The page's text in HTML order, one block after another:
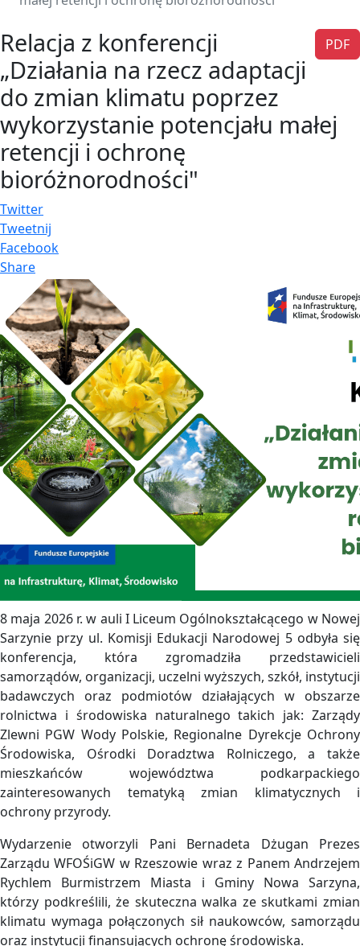
PDF
Relacja z konferencji
„Działania na rzecz adaptacji
do zmian klimatu poprzez
wykorzystanie potencjału małej
retencji i ochronę
bioróżnorodności"
Twitter
Tweetnij
Facebook
Share
8 maja 2026 r. w auli I Liceum Ogólnokształcącego w Nowej
Sarzynie przy ul. Komisji Edukacji Narodowej 5 odbyła się
konferencja, która zgromadziła przedstawicieli
samorządów, organizacji, uczelni wyższych, szkół, instytucji
badawczych oraz podmiotów działających w obszarze
rolnictwa i środowiska naturalnego takich jak: Zarządy
Zlewni PGW Wody Polskie, Regionalne Dyrekcje Ochrony
Środowiska, Ośrodki Doradztwa Rolniczego, a także
mieszkańców województwa podkarpackiego
zainteresowanych tematyką zmian klimatycznych i
ochrony przyrody.
Wydarzenie otworzyli Pani Bernadeta Dżugan Prezes
Zarządu WFOŚiGW w Rzeszowie wraz z Panem Andrzejem
Rychlem Burmistrzem Miasta i Gminy Nowa Sarzyna,
którzy podkreślili, że skuteczna walka ze skutkami zmian
klimatu wymaga połączonych sił naukowców, samorządu
oraz instytucji finansujących ochronę środowiska.